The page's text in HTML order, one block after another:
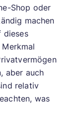
Shop oder
machen
dieses
aber auch
relativ
was